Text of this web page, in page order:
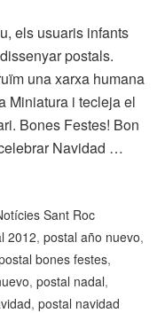
els usuaris infants
postals.
una xarxa humana
Miniatura i tecleja el
Bones Festes! Bon
Navidad …
Sant Roc
2012,postal año nuevo,
bones festes,
,postal nadal,
,postal navidad